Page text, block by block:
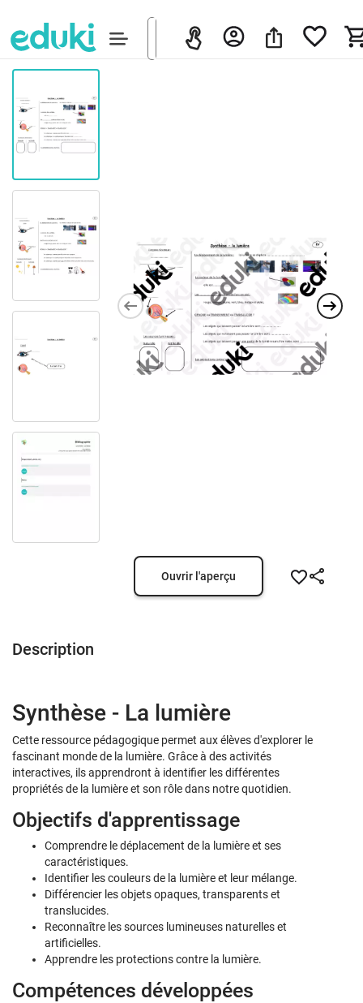
Ouvrir l'aperçu
Description
Synthèse - La lumière
Cette ressource pédagogique permet aux élèves d'explorer le
fascinant monde de la lumière. Grâce à des activités
interactives, ils apprendront à identifier les différentes
propriétés de la lumière et son rôle dans notre quotidien.
Objectifs d'apprentissage
Comprendre le déplacement de la lumière et ses
caractéristiques.
Identifier les couleurs de la lumière et leur mélange.
Différencier les objets opaques, transparents et
translucides.
Reconnaître les sources lumineuses naturelles et
artificielles.
Apprendre les protections contre la lumière.
Compétences développées